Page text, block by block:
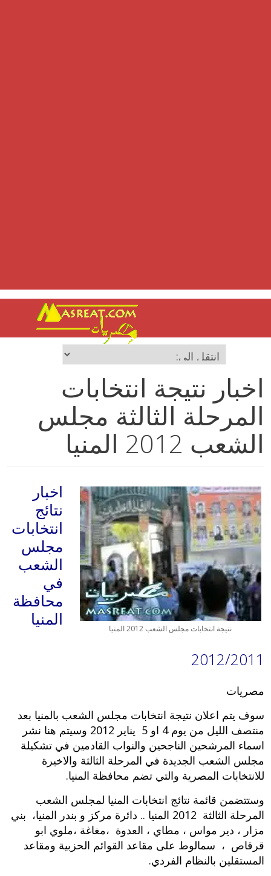
اخبار نتيجة انتخابات
المرحلة الثالثة مجلس
الشعب 2012 المنيا
نتيجة انتخابات مجلس الشعب 2012 المنيا
اخبار
نتائج
انتخابات
مجلس
الشعب
في
محافظة
المنيا
2012/2011
مصريات
سوف يتم اعلان نتيجة انتخابات مجلس الشعب بالمنيا بعد
منتصف الليل من يوم 4 او 5 يناير 2012 وسيتم هنا نشر
اسماء المرشحين الناجحين والنواب القادمين في تشكيلة
مجلس الشعب الجديدة في المرحلة الثالثة والاخيرة
للانتخابات المصرية والتي تضم محافظة المنيا.
وستتضمن قائمة نتائج انتخابات المنيا لمجلس الشعب
المرحلة الثالثة 2012 المنيا .. دائرة مركز و بندر المنيا، بني
مزار ، دير مواس ، مطاي ، العدوة ،مغاغة ،ملوي ابو
قرقاص ، سمالوط على مقاعد القوائم الحزبية ومقاعد
المستقلين بالنظام الفردي.